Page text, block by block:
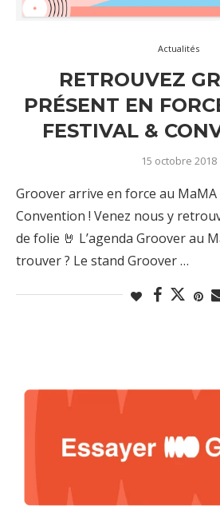
Actualités
RETROUVEZ
PRÉSENT EN
FESTIVAL &
15 octobre 2018
Groover arrive en force au MaMA
Convention ! Venez nous y
de folie 🤘 L’agenda Groover au
trouver ? Le stand Groover …